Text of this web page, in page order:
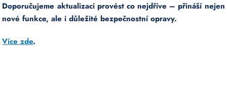
Doporučujeme aktualizaci provést co nejdříve – přináší nejen
nové funkce, ale i důležité bezpečnostní opravy.
Více zde.